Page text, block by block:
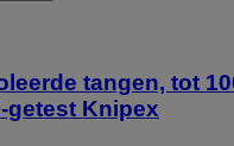
tangen, tot
getest Knipex